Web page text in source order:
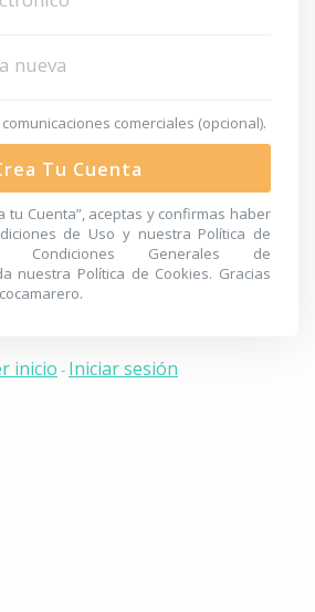
comerciales (opcional).
Tu Cuenta
tu Cuenta”, aceptas y confirmas haber
de Uso y nuestra Política de
Condiciones Generales de
nuestra Política de Cookies. Gracias
inicio - Iniciar sesión